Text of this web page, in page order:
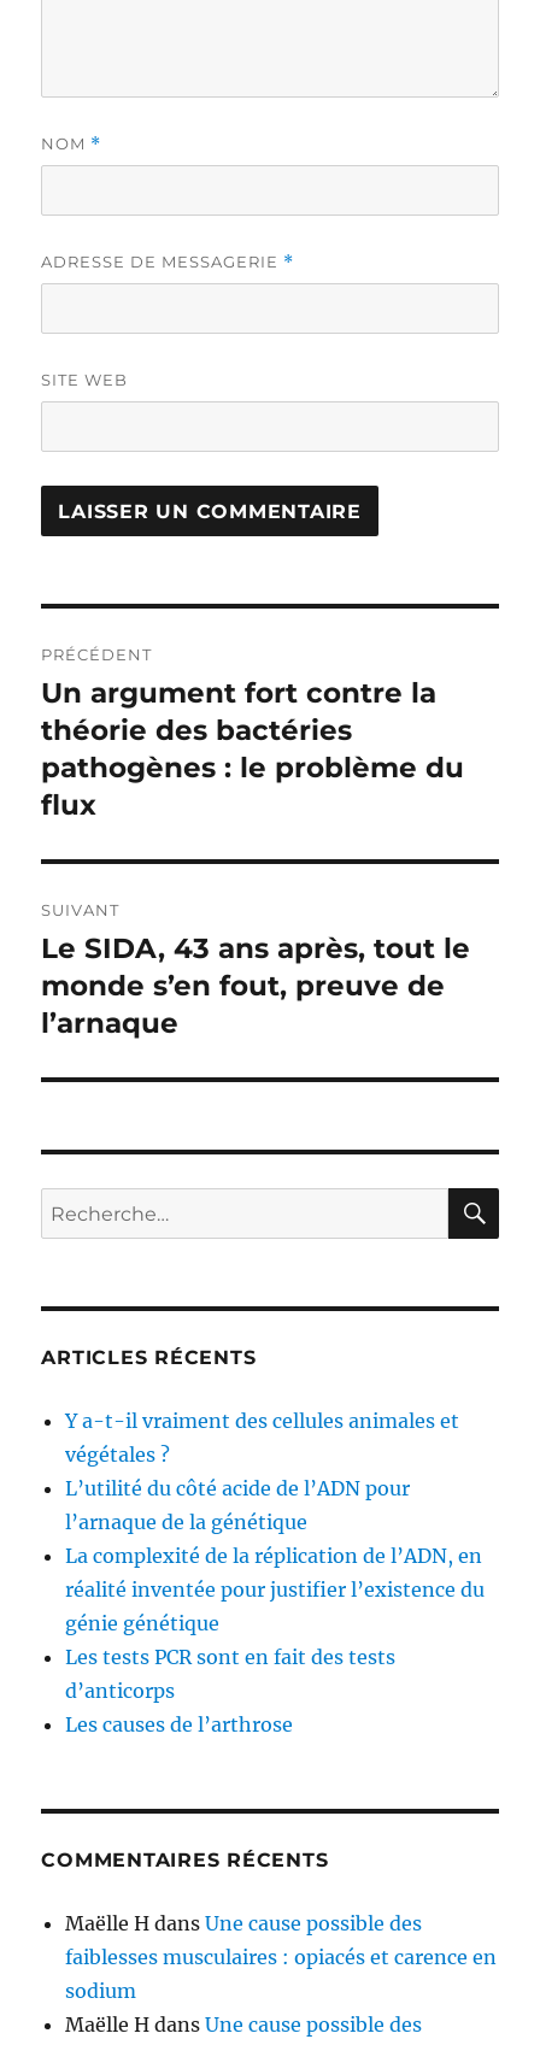
NOM *
ADRESSE DE MESSAGERIE *
SITE WEB
de
l’article
PRÉCÉDENT
Publication
précédente :
Un argument fort contre la
théorie des bactéries
pathogènes : le problème du
flux
SUIVANT
Publication
suivante :
Le SIDA, 43 ans après, tout le
monde s’en fout, preuve de
l’arnaque
Recherche
pour :
ARTICLES RÉCENTS
Y a-t-il vraiment des cellules animales et
végétales ?
L’utilité du côté acide de l’ADN pour
l’arnaque de la génétique
La complexité de la réplication de l’ADN, en
réalité inventée pour justifier l’existence du
génie génétique
Les tests PCR sont en fait des tests
d’anticorps
Les causes de l’arthrose
COMMENTAIRES RÉCENTS
Maëlle H dansUne cause possible des
faiblesses musculaires : opiacés et carence en
sodium
Maëlle H dansUne cause possible des